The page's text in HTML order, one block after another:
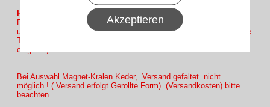
Akzeptieren
Hinweis :
Bitte Beachten Sie bei Bestellung auf Tuch Höhe auf Sicherheits
umwicklung von ca. 10 bis 15 cm auf Welle ( Beispiel : Sichtbare
Tuchhöhe 220cm Maßeingabe 220 +10cm = 230cm Bestellmaß
eingabe )
Bei Auswahl Magnet-Kralen Keder, Versand gefaltet nicht
möglich.! ( Versand erfolgt Gerollte Form) (Versandkosten) bitte
beachten.